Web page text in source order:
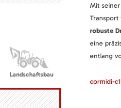
Landschaftsbau
Mit seiner
robuste
eine
entlang
cormidi-